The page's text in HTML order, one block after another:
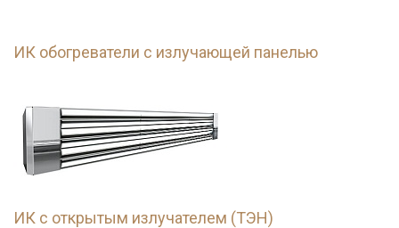
ИК обогреватели с излучающей панелью
ИК с открытым излучателем (ТЭН)